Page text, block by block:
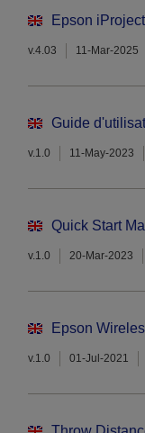
Epson
v.4.03 11-Mar-2025
Guide
v.1.0 11-May-2023
Quick Start
v.1.0 20-Mar-2023
Epson
v.1.0 01-Jul-2021